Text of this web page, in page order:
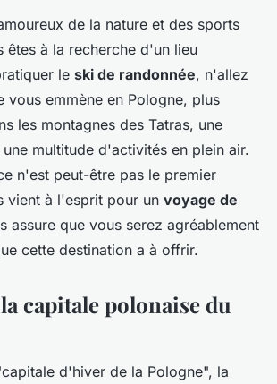
de la nature et des sports
êtes à la recherche d'un lieu
le ski de randonnée, n'allez
vous emmène en Pologne, plus
les montagnes des Tatras, une
multitude d'activités en plein air.
n'est peut-être pas le premier
vient à l'esprit pour un voyage de
assure que vous serez agréablement
cette destination a à offrir.
capitale polonaise du
d'hiver de la Pologne", la